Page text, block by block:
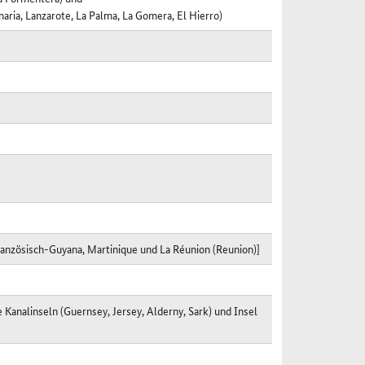
Lanzarote, La Palma, La Gomera, El Hierro)
Guyana, Martinique und La Réunion (Reunion)]
(Guernsey, Jersey, Alderny, Sark) und Insel